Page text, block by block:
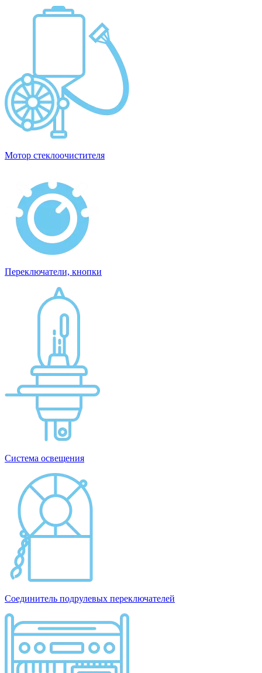
Мотор стеклоочистителя
Переключатели, кнопки
Система освещения
Соединитель подрулевых переключателей